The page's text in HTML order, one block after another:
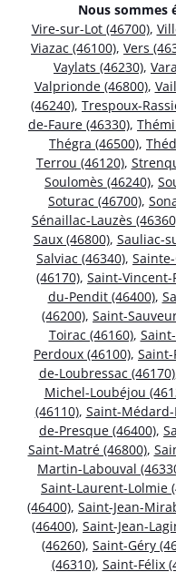
Nous sommes
Vire-sur-Lot (46700),
Viazac (46100), Vers
Vaylats (46230),
Valprionde (46800),
(46240), Trespoux-
de-Faure (46330),
Thégra (46500),
Terrou (46120),
Soulomès (46240),
Soturac (46700),
Sénaillac-Lauzès
Saux (46800), Sauliac-
Salviac (46340),
(46170), Saint-Vincent-
du-Pendit (46400),
(46200), Saint-
Toirac (46160),
Perdoux (46100), Saint-
de-Loubressac (46170)
Michel-Loubéjou
(46110), Saint-
de-Presque (46400),
Saint-Matré (46800),
Martin-Labouval
Saint-Laurent-Lolmie
(46400), Saint-Jean-
(46400), Saint-Jean-
(46260), Saint-Géry
(46310), Saint-Félix